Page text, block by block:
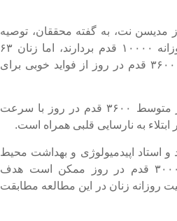
مدیسن نت، به گفته محققان، توصیه
معمول این است که افراد روزانه ۱۰۰۰۰ قدم بردارند، اما زنان ۶۳
ساله و بالاتر در واقع با حدود ۳۶۰۰ قدم در روز از فواید خوبی برای
نتایج نشان می‌دهد که به طور متوسط ۳۶۰۰ قدم در روز با سرعت
استاد اپیدمیولوژی و بهداشت محیط
در دانشکده بوفالو، گفت: «۳۰۰۰ قدم در روز ممکن است هدف
روزانه زنان در این مطالعه مطابقت